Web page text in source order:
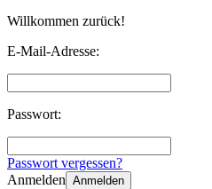
Willkommen zurück!
E-Mail-Adresse:
Passwort:
Passwort vergessen?
Anmelden Anmelden